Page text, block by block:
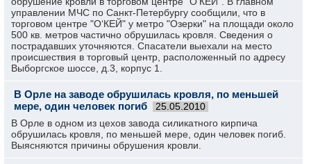
управлении МЧС по Санкт-Петербургу сообщили, что в
торговом центре "О‘КЕЙ" у метро "Озерки" на площади около
500 кв. метров частично обрушилась кровля. Сведения о
пострадавших уточняются. Спасатели выехали на место
происшествия в торговый центр, расположенный по адресу
Выборгское шоссе, д.3, корпус 1.
В Орле на заводе обрушилась кровля, по меньшей
мере, один человек погиб
25.05.2010
В Орле в одном из цехов завода силикатного кирпича
обрушилась кровля, по меньшей мере, один человек погиб.
Выясняются причины обрушения кровли.